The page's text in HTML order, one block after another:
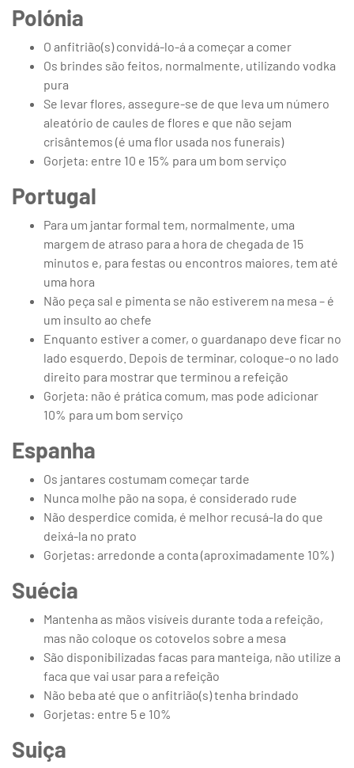
Polónia
O anfitrião(s) convidá-lo-á a começar a comer
Os brindes são feitos, normalmente, utilizando vodka
pura
Se levar flores, assegure-se de que leva um número
aleatório de caules de flores e que não sejam
crisântemos (é uma flor usada nos funerais)
Gorjeta: entre 10 e 15% para um bom serviço
Portugal
Para um jantar formal tem, normalmente, uma
margem de atraso para a hora de chegada de 15
minutos e, para festas ou encontros maiores, tem até
uma hora
Não peça sal e pimenta se não estiverem na mesa – é
um insulto ao chefe
Enquanto estiver a comer, o guardanapo deve ficar no
lado esquerdo. Depois de terminar, coloque-o no lado
direito para mostrar que terminou a refeição
Gorjeta: não é prática comum, mas pode adicionar
10% para um bom serviço
Espanha
Os jantares costumam começar tarde
Nunca molhe pão na sopa, é considerado rude
Não desperdice comida, é melhor recusá-la do que
deixá-la no prato
Gorjetas: arredonde a conta (aproximadamente 10%)
Suécia
Mantenha as mãos visíveis durante toda a refeição,
mas não coloque os cotovelos sobre a mesa
São disponibilizadas facas para manteiga, não utilize a
faca que vai usar para a refeição
Não beba até que o anfitrião(s) tenha brindado
Gorjetas: entre 5 e 10%
Suiça